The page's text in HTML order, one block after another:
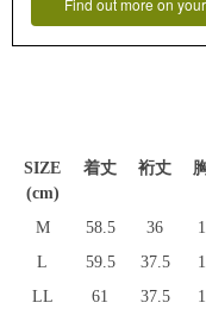
Find out more on
SIZE
(cm)
着丈 裄丈
M 58.5 36
L
59.5 37.5
LL
61 37.5